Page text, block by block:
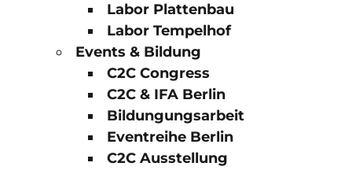
Labor Plattenbau
Labor Tempelhof
Events & Bildung
C2C Congress
C2C & IFA Berlin
Bildungungsarbeit
Eventreihe Berlin
C2C Ausstellung